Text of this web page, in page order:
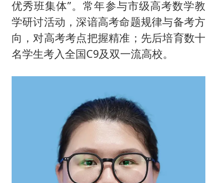
优秀班集体”。常年参与市级高考数学教
学研讨活动，深谙高考命题规律与备考方
向，对高考考点把握精准；先后培育数十
名学生考入全国C9及双一流高校。